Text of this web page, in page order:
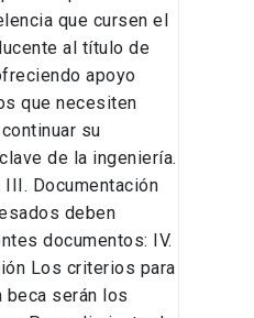
que cursen el
al título de
apoyo
que necesiten
su
de la ingeniería.
III. Documentación
deben
documentos: IV.
Los criterios para
beca serán los